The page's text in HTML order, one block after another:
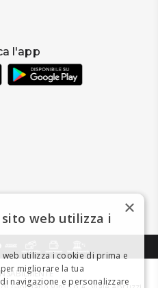
l'app
×
web utilizza i
utilizza i cookie di prima e
migliorare la tua
navigazione e personalizzare